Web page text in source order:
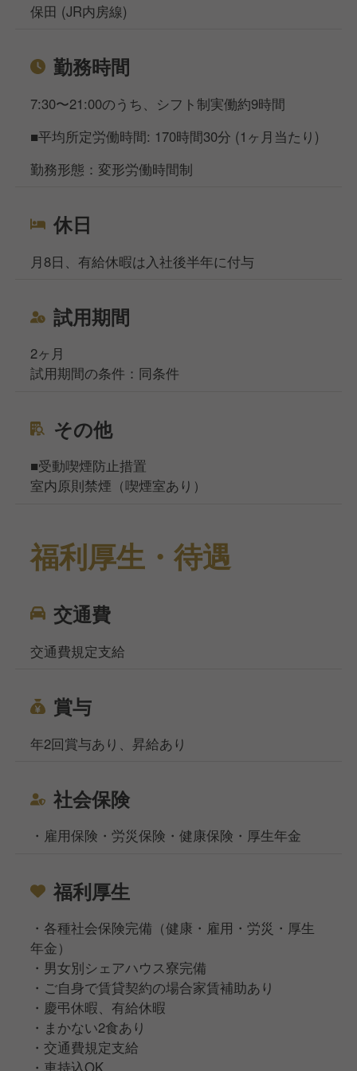
保田 (JR内房線)
勤務時間
7:30〜21:00のうち、シフト制実働約9時間
■平均所定労働時間: 170時間30分 (1ヶ月当たり)
勤務形態：変形労働時間制
休日
月8日、有給休暇は入社後半年に付与
試用期間
2ヶ月
試用期間の条件：同条件
その他
■受動喫煙防止措置
室内原則禁煙（喫煙室あり）
福利厚生・待遇
交通費
交通費規定支給
賞与
年2回賞与あり、昇給あり
社会保険
・雇用保険・労災保険・健康保険・厚生年金
福利厚生
・各種社会保険完備（健康・雇用・労災・厚生
年金）
・男女別シェアハウス寮完備
・ご自身で賃貸契約の場合家賃補助あり
・慶弔休暇、有給休暇
・まかない2食あり
・交通費規定支給